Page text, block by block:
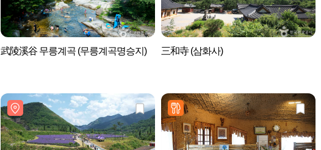
武陵溪谷 무릉계곡 (무릉계곡명승지) 三和寺 (삼화사)